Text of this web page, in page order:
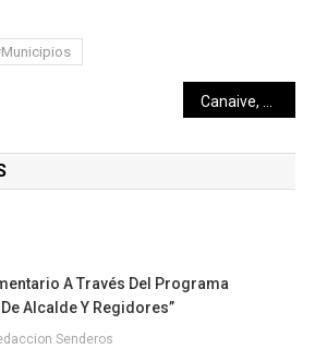
A Través Del Programa
Alcalde Y Regidores”
Senderos